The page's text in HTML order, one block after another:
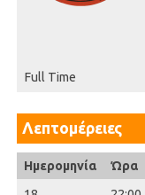
Full Time
Λεπτομέρειες
Ημερομηνία Ώρα